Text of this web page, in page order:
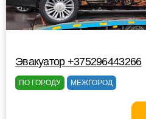
Эвакуатор +375296443266
ПО ГОРОДУ МЕЖГОРОД